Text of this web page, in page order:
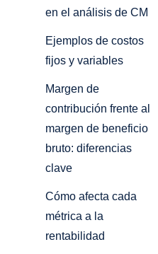
en el análisis de CM
Ejemplos de costos
fijos y variables
Margen de
contribución frente al
margen de beneficio
bruto: diferencias
clave
Cómo afecta cada
métrica a la
rentabilidad